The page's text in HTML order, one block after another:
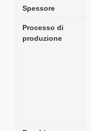
Spessore
Processo di
produzione